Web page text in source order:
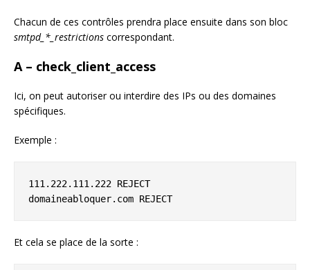
Chacun de ces contrôles prendra place ensuite dans son bloc
smtpd_*_restrictions correspondant.
A – check_client_access
Ici, on peut autoriser ou interdire des IPs ou des domaines
spécifiques.
Exemple :
111.222.111.222 REJECT
domaineabloquer.com REJECT
Et cela se place de la sorte :